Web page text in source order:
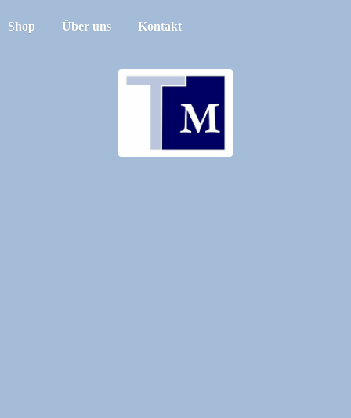
Shop Über uns Kontakt